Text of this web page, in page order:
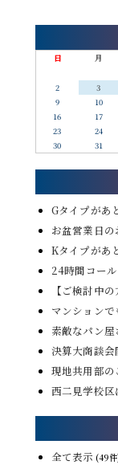
日 月
2
3
9
10
16
17
23
24
30
31
Gタイプがあ
お盆営業日の
Kタイプがあ
24時間コー
【ご検討中
マンションで
素敵なパン
決算大商談会
現地共用部
西二見学校区
全て表示 (49